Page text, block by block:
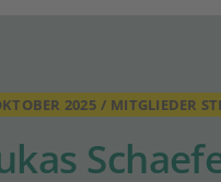
2025 / MITGLIEDER